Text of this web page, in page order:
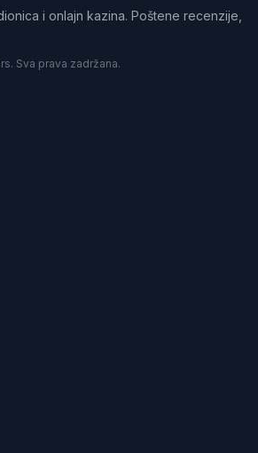
i onlajn kazina. Poštene recenzije,
Sva prava zadržana.